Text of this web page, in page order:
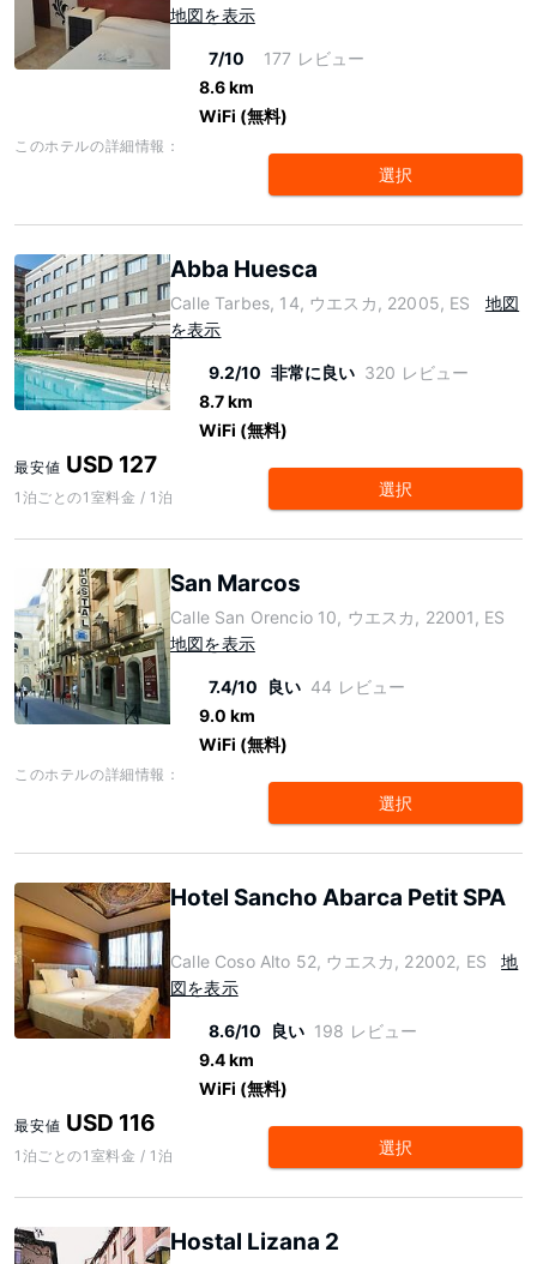
地図を表示
7/10
177 レビュー
8.6 km
WiFi (無料)
このホテルの詳細情報：
選択
Abba Huesca
Calle Tarbes, 14, ウエスカ, 22005, ES
地図
を表示
9.2/10 非常に良い 320 レビュー
8.7 km
WiFi (無料)
最安値 USD 127
1泊ごとの1室料金 / 1泊 選択
San Marcos
Calle San Orencio 10, ウエスカ, 22001, ES
地図を表示
7.4/10 良い 44 レビュー
9.0 km
WiFi (無料)
このホテルの詳細情報：
選択
Hotel Sancho Abarca Petit SPA
Calle Coso Alto 52, ウエスカ, 22002, ES
地
図を表示
8.6/10 良い 198 レビュー
9.4 km
WiFi (無料)
最安値 USD 116
1泊ごとの1室料金 / 1泊 選択
Hostal Lizana 2